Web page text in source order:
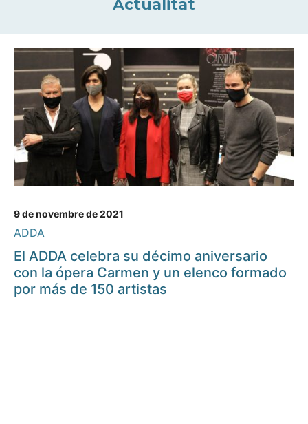
Actualitat
9 de novembre de 2021
ADDA
El ADDA celebra su décimo aniversario
con la ópera Carmen y un elenco formado
por más de 150 artistas